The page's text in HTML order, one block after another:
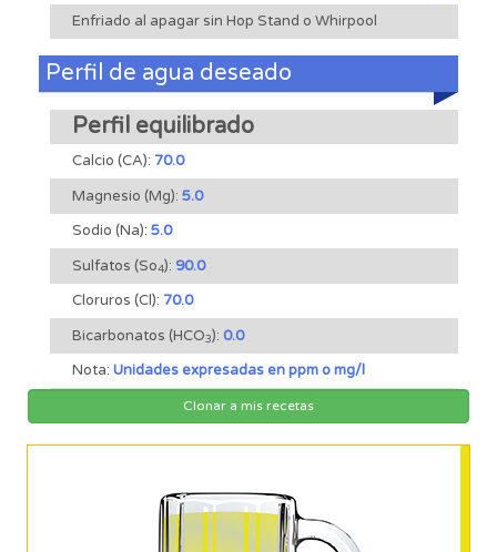
Enfriado al apagar sin Hop Stand o Whirpool
Perfil de agua deseado
Perfil equilibrado
Calcio (CA): 70.0
Magnesio (Mg): 5.0
Sodio (Na): 5.0
Sulfatos (So4): 90.0
Cloruros (Cl): 70.0
Bicarbonatos (HCO3): 0.0
Nota: Unidades expresadas en ppm o mg/l
Clonar a mis recetas